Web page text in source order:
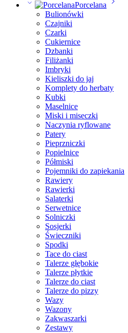
Porcelana
Bulionówki
Czajniki
Czarki
Cukiernice
Dzbanki
Filiżanki
Imbryki
Kieliszki do jaj
Komplety do herbaty
Kubki
Maselnice
Miski i miseczki
Naczynia ryflowane
Patery
Pieprzniczki
Popielnice
Półmiski
Pojemniki do zapiekania
Rawiery
Rawierki
Salaterki
Serwetnice
Solniczki
Sosjerki
Świeczniki
Spodki
Tace do ciast
Talerze głębokie
Talerze płytkie
Talerze do ciast
Talerze do pizzy
Wazy
Wazony
Zakwaszarki
Zestawy